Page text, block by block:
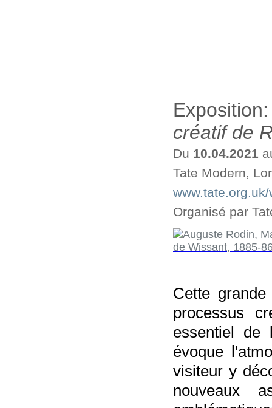
créatif de
Du 10.04.2021
Tate Modern,
Organisé par
Cette
processus
essentiel de
évoque
visiteur y
nouveaux